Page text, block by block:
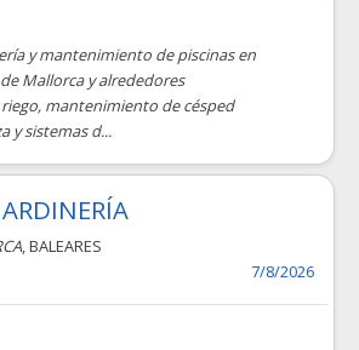
y mantenimiento de piscinas en
Mallorca y alrededores
mantenimiento de césped
y sistemas d...
, BALEARES
7/8/2026